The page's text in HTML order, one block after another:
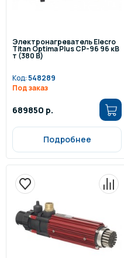
Электронагреватель Elecro
Titan Optima Plus СP-96 96 кВ
т (380 В)
Код:548289
Под заказ
689850 р.
Подробнее